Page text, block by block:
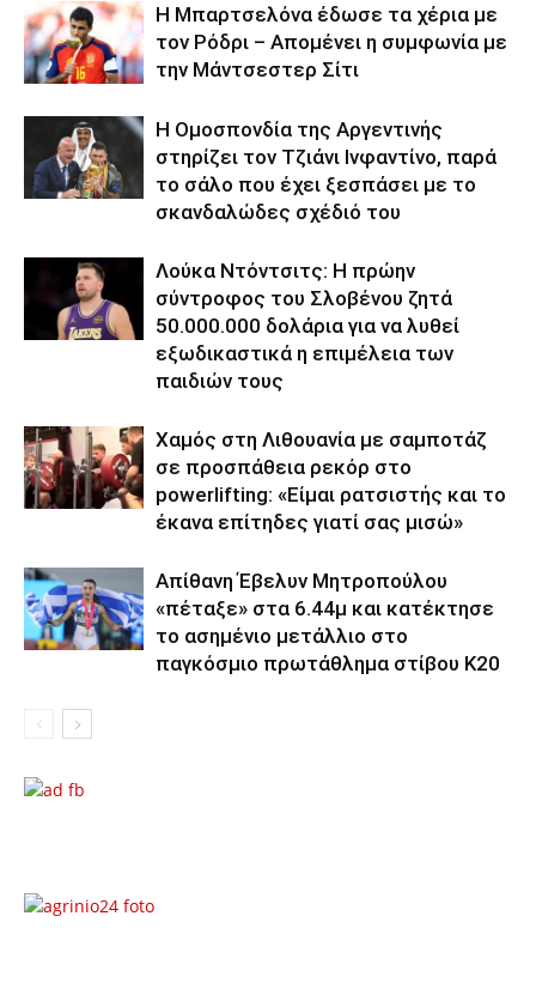
Η Μπαρτσελόνα έδωσε τα χέρια με
τον Ρόδρι – Απομένει η συμφωνία με
την Μάντσεστερ Σίτι
Η Ομοσπονδία της Αργεντινής
στηρίζει τον Τζιάνι Ινφαντίνο, παρά
το σάλο που έχει ξεσπάσει με το
σκανδαλώδες σχέδιό του
Λούκα Ντόντσιτς: Η πρώην
σύντροφος του Σλοβένου ζητά
50.000.000 δολάρια για να λυθεί
εξωδικαστικά η επιμέλεια των
παιδιών τους
Χαμός στη Λιθουανία με σαμποτάζ
σε προσπάθεια ρεκόρ στο
powerlifting: «Είμαι ρατσιστής και το
έκανα επίτηδες γιατί σας μισώ»
Απίθανη Έβελυν Μητροπούλου
«πέταξε» στα 6.44μ και κατέκτησε
το ασημένιο μετάλλιο στο
παγκόσμιο πρωτάθλημα στίβου Κ20